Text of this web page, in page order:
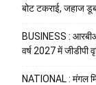
बोट टकराई, जहाज
BUSINESS :
वर्ष 2027 में जीडीपी
NATIONAL : मंगल